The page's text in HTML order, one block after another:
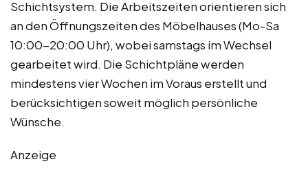
Schichtsystem. Die Arbeitszeiten orientieren sich
an den Öffnungszeiten des Möbelhauses (Mo-Sa
10:00-20:00 Uhr), wobei samstags im Wechsel
gearbeitet wird. Die Schichtpläne werden
mindestens vier Wochen im Voraus erstellt und
berücksichtigen soweit möglich persönliche
Wünsche.
Anzeige